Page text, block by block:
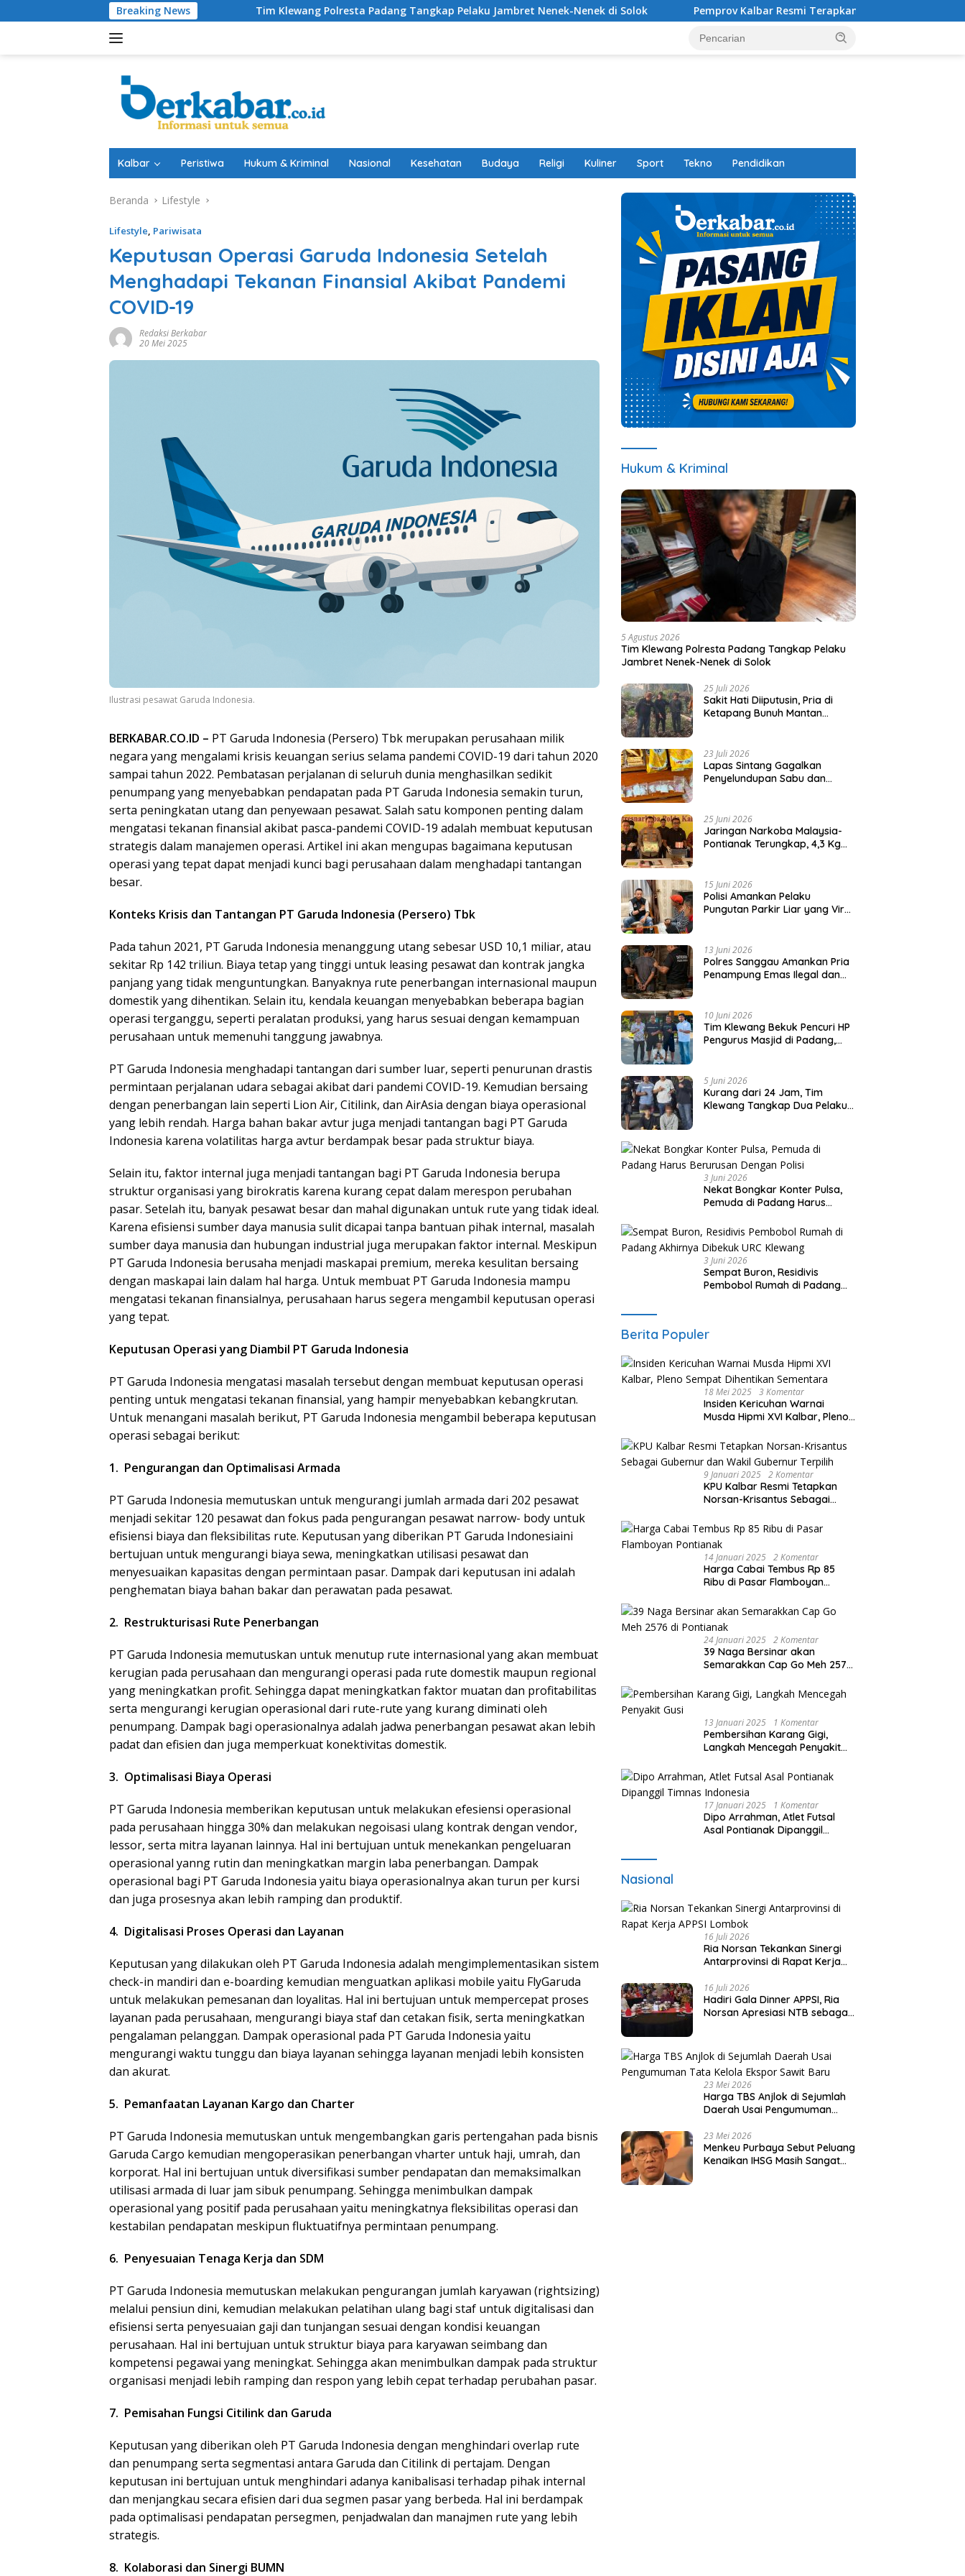
ke
Breaking NewsTim Klewang Polresta Padang Tangkap Pelaku Jambret Nenek-Nenek di Solok Pemprov Kalbar Resmi Terapkan QRIS Dinamis untuk Pajak Daerah
Kalbar Peristiwa Hukum & Kriminal Nasional Kesehatan Budaya Religi Kuliner Sport Tekno Pendidikan
Beranda Lifestyle
Lifestyle, Pariwisata
Keputusan Operasi Garuda Indonesia Setelah
Menghadapi Tekanan Finansial Akibat Pandemi
COVID-19
Redaksi Berkabar
20 Mei 2025
Ilustrasi pesawat Garuda Indonesia.
BERKABAR.CO.ID – PT Garuda Indonesia (Persero) Tbk merupakan perusahaan milik
negara yang mengalami krisis keuangan serius selama pandemi COVID-19 dari tahun 2020
sampai tahun 2022. Pembatasan perjalanan di seluruh dunia menghasilkan sedikit
penumpang yang menyebabkan pendapatan pada PT Garuda Indonesia semakin turun,
serta peningkatan utang dan penyewaan pesawat. Salah satu komponen penting dalam
mengatasi tekanan finansial akibat pasca-pandemi COVID-19 adalah membuat keputusan
strategis dalam manajemen operasi. Artikel ini akan mengupas bagaimana keputusan
operasi yang tepat dapat menjadi kunci bagi perusahaan dalam menghadapi tantangan
besar.
Konteks Krisis dan Tantangan PT Garuda Indonesia (Persero) Tbk
Pada tahun 2021, PT Garuda Indonesia menanggung utang sebesar USD 10,1 miliar, atau
sekitar Rp 142 triliun. Biaya tetap yang tinggi untuk leasing pesawat dan kontrak jangka
panjang yang tidak menguntungkan. Banyaknya rute penerbangan internasional maupun
domestik yang dihentikan. Selain itu, kendala keuangan menyebabkan beberapa bagian
operasi terganggu, seperti peralatan produksi, yang harus sesuai dengan kemampuan
perusahaan untuk memenuhi tanggung jawabnya.
PT Garuda Indonesia menghadapi tantangan dari sumber luar, seperti penurunan drastis
permintaan perjalanan udara sebagai akibat dari pandemi COVID-19. Kemudian bersaing
dengan penerbangan lain seperti Lion Air, Citilink, dan AirAsia dengan biaya operasional
yang lebih rendah. Harga bahan bakar avtur juga menjadi tantangan bagi PT Garuda
Indonesia karena volatilitas harga avtur berdampak besar pada struktur biaya.
Selain itu, faktor internal juga menjadi tantangan bagi PT Garuda Indonesia berupa
struktur organisasi yang birokratis karena kurang cepat dalam merespon perubahan
pasar. Setelah itu, banyak pesawat besar dan mahal digunakan untuk rute yang tidak ideal.
Karena efisiensi sumber daya manusia sulit dicapai tanpa bantuan pihak internal, masalah
sumber daya manusia dan hubungan industrial juga merupakan faktor internal. Meskipun
PT Garuda Indonesia berusaha menjadi maskapai premium, mereka kesulitan bersaing
dengan maskapai lain dalam hal harga. Untuk membuat PT Garuda Indonesia mampu
mengatasi tekanan finansialnya, perusahaan harus segera mengambil keputusan operasi
yang tepat.
Keputusan Operasi yang Diambil PT Garuda Indonesia
PT Garuda Indonesia mengatasi masalah tersebut dengan membuat keputusan operasi
penting untuk mengatasi tekanan finansial, yang hampir menyebabkan kebangkrutan.
Untuk menangani masalah berikut, PT Garuda Indonesia mengambil beberapa keputusan
operasi sebagai berikut:
1. Pengurangan dan Optimalisasi Armada
PT Garuda Indonesia memutuskan untuk mengurangi jumlah armada dari 202 pesawat
menjadi sekitar 120 pesawat dan fokus pada pengurangan pesawat narrow- body untuk
efisiensi biaya dan fleksibilitas rute. Keputusan yang diberikan PT Garuda Indonesiaini
bertujuan untuk mengurangi biaya sewa, meningkatkan utilisasi pesawat dan
menyesuaikan kapasitas dengan permintaan pasar. Dampak dari keputusan ini adalah
penghematan biaya bahan bakar dan perawatan pada pesawat.
2. Restrukturisasi Rute Penerbangan
PT Garuda Indonesia memutuskan untuk menutup rute internasional yang akan membuat
kerugian pada perusahaan dan mengurangi operasi pada rute domestik maupun regional
yang meningkatkan profit. Sehingga dapat meningkatkan faktor muatan dan profitabilitas
serta mengurangi kerugian operasional dari rute-rute yang kurang diminati oleh
penumpang. Dampak bagi operasionalnya adalah jadwa penerbangan pesawat akan lebih
padat dan efisien dan juga memperkuat konektivitas domestik.
3. Optimalisasi Biaya Operasi
PT Garuda Indonesia memberikan keputusan untuk melakukan efesiensi operasional
pada perusahaan hingga 30% dan melakukan negoisasi ulang kontrak dengan vendor,
lessor, serta mitra layanan lainnya. Hal ini bertujuan untuk menekankan pengeluaran
operasional yanng rutin dan meningkatkan margin laba penerbangan. Dampak
operasional bagi PT Garuda Indonesia yaitu biaya operasionalnya akan turun per kursi
dan juga prosesnya akan lebih ramping dan produktif.
4. Digitalisasi Proses Operasi dan Layanan
Keputusan yang dilakukan oleh PT Garuda Indonesia adalah mengimplementasikan sistem
check-in mandiri dan e-boarding kemudian menguatkan aplikasi mobile yaitu FlyGaruda
untuk melakukan pemesanan dan loyalitas. Hal ini bertujuan untuk mempercepat proses
layanan pada perusahaan, mengurangi biaya staf dan cetakan fisik, serta meningkatkan
pengalaman pelanggan. Dampak operasional pada PT Garuda Indonesia yaitu
mengurangi waktu tunggu dan biaya layanan sehingga layanan menjadi lebih konsisten
dan akurat.
5. Pemanfaatan Layanan Kargo dan Charter
PT Garuda Indonesia memutuskan untuk mengembangkan garis pertengahan pada bisnis
Garuda Cargo kemudian mengoperasikan penerbangan vharter untuk haji, umrah, dan
korporat. Hal ini bertujuan untuk diversifikasi sumber pendapatan dan memaksimalkan
utilisasi armada di luar jam sibuk penumpang. Sehingga menimbulkan dampak
operasional yang positif pada perusahaan yaitu meningkatnya fleksibilitas operasi dan
kestabilan pendapatan meskipun fluktuatifnya permintaan penumpang.
6. Penyesuaian Tenaga Kerja dan SDM
PT Garuda Indonesia memutuskan melakukan pengurangan jumlah karyawan (rightsizing)
melalui pensiun dini, kemudian melakukan pelatihan ulang bagi staf untuk digitalisasi dan
efisiensi serta penyesuaian gaji dan tunjangan sesuai dengan kondisi keuangan
perusahaan. Hal ini bertujuan untuk struktur biaya para karyawan seimbang dan
kompetensi pegawai yang meningkat. Sehingga akan menimbulkan dampak pada struktur
organisasi menjadi lebih ramping dan respon yang lebih cepat terhadap perubahan pasar.
7. Pemisahan Fungsi Citilink dan Garuda
Keputusan yang diberikan oleh PT Garuda Indonesia dengan menghindari overlap rute
dan penumpang serta segmentasi antara Garuda dan Citilink di pertajam. Dengan
keputusan ini bertujuan untuk menghindari adanya kanibalisasi terhadap pihak internal
dan menjangkau secara efisien dari dua segmen pasar yang berbeda. Hal ini berdampak
pada optimalisasi pendapatan persegmen, penjadwalan dan manajmen rute yang lebih
strategis.
8. Kolaborasi dan Sinergi BUMN
Hukum & Kriminal
5 Agustus 2026
Tim Klewang Polresta Padang Tangkap Pelaku
Jambret Nenek-Nenek di Solok
25 Juli 2026
Sakit Hati Diiputusin, Pria di
Ketapang Bunuh Mantan
23 Juli 2026
Lapas Sintang Gagalkan
Penyelundupan Sabu dan
25 Juni 2026
Jaringan Narkoba Malaysia-
Pontianak Terungkap, 4,3 Kg
15 Juni 2026
Polisi Amankan Pelaku
Pungutan Parkir Liar yang Viral
13 Juni 2026
Polres Sanggau Amankan Pria
Penampung Emas Ilegal dan
10 Juni 2026
Tim Klewang Bekuk Pencuri HP
Pengurus Masjid di Padang,
5 Juni 2026
Kurang dari 24 Jam, Tim
Klewang Tangkap Dua Pelaku
3 Juni 2026
Nekat Bongkar Konter Pulsa,
Pemuda di Padang Harus
3 Juni 2026
Sempat Buron, Residivis
Pembobol Rumah di Padang
Berita Populer
18 Mei 2025 3 Komentar
Insiden Kericuhan Warnai
Musda Hipmi XVI Kalbar, Pleno
9 Januari 2025 2 Komentar
KPU Kalbar Resmi Tetapkan
Norsan-Krisantus Sebagai
Terpilih
14 Januari 2025 2 Komentar
Harga Cabai Tembus Rp 85
Ribu di Pasar Flamboyan
24 Januari 2025 2 Komentar
39 Naga Bersinar akan
Semarakkan Cap Go Meh 2576
13 Januari 2025 1 Komentar
Pembersihan Karang Gigi,
Langkah Mencegah Penyakit
17 Januari 2025 1 Komentar
Dipo Arrahman, Atlet Futsal
Asal Pontianak Dipanggil
Nasional
16 Juli 2026
Ria Norsan Tekankan Sinergi
Antarprovinsi di Rapat Kerja
16 Juli 2026
Hadiri Gala Dinner APPSI, Ria
Norsan Apresiasi NTB sebagai
23 Mei 2026
Harga TBS Anjlok di Sejumlah
Daerah Usai Pengumuman
23 Mei 2026
Menkeu Purbaya Sebut Peluang
Kenaikan IHSG Masih Sangat